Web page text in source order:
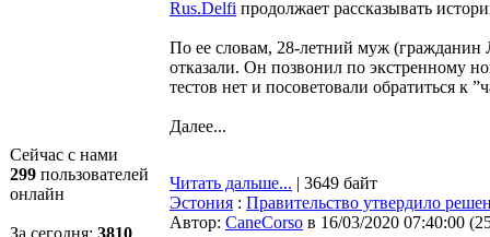
Сейчас с нами
299 пользователей
онлайн
За сегодня: 3810
Rus.Delfi продолжает рассказывать
По ее словам, 28-летний муж (гражданин
отказали. Он позвонил по экстренному
тестов нет и посоветовали обратиться к
Далее...
Читать дальше... | 3649 байт
Эстония : Правительство утвердило
Автор: CaneCorso в 16/03/2020 07:40:00 (